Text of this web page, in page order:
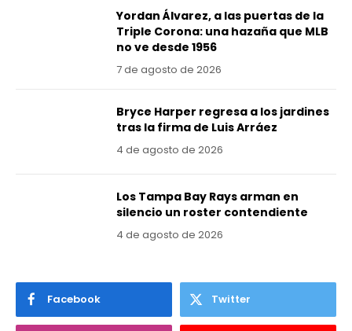
Yordan Álvarez, a las puertas de la
Triple Corona: una hazaña que MLB
no ve desde 1956
7 de agosto de 2026
Bryce Harper regresa a los jardines
tras la firma de Luis Arráez
4 de agosto de 2026
Los Tampa Bay Rays arman en
silencio un roster contendiente
4 de agosto de 2026
Facebook Twitter